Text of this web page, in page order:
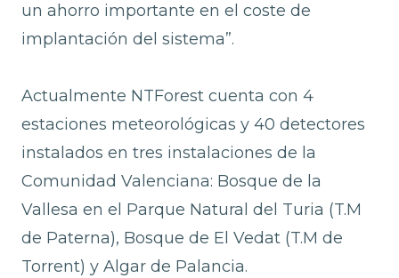
un ahorro importante en el coste de
implantación del sistema”.
Actualmente NTForest cuenta con 4
estaciones meteorológicas y 40 detectores
instalados en tres instalaciones de la
Comunidad Valenciana: Bosque de la
Vallesa en el Parque Natural del Turia (T.M
de Paterna), Bosque de El Vedat (T.M de
Torrent) y Algar de Palancia.